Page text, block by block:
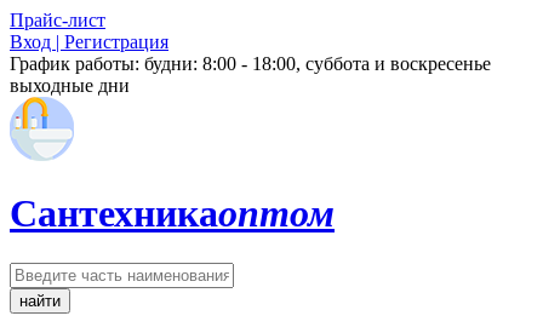
Прайс-лист
Вход | Регистрация
График работы: будни: 8:00 - 18:00, суббота и воскресенье
выходные дни
Сантехникаоптом
найти